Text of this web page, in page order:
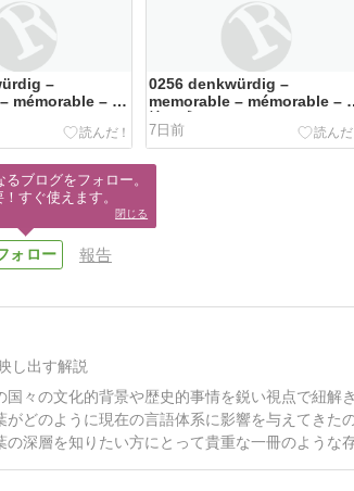
–
mémorable – 記
0256 denkwürdig –
memorable – mémorable –
憶に残る I
7日前
報告
し出す解説
々の文化的背景や歴史的事情を鋭い視点で紐解
どのように現在の言語体系に影響を与えてきた
深層を知りたい方にとって貴重な一冊のような存
るブログをフォロー。
すぐ使えます。
閉じる